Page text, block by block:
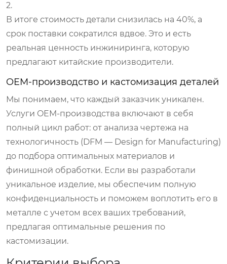
2.
В итоге стоимость детали снизилась на 40%, а
срок поставки сократился вдвое. Это и есть
реальная ценность инжиниринга, которую
предлагают китайские производители.
OEM-производство и кастомизация деталей
Мы понимаем, что каждый заказчик уникален.
Услуги OEM-производства включают в себя
полный цикл работ: от анализа чертежа на
технологичность (DFM — Design for Manufacturing)
до подбора оптимальных материалов и
финишной обработки. Если вы разработали
уникальное изделие, мы обеспечим полную
конфиденциальность и поможем воплотить его в
металле с учетом всех ваших требований,
предлагая оптимальные решения по
кастомизации.